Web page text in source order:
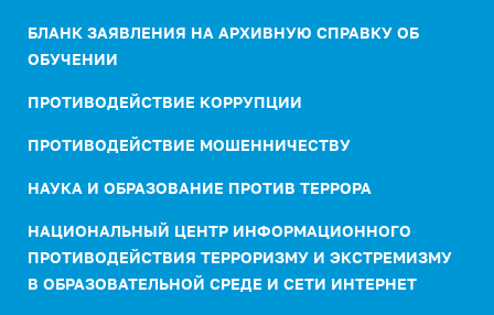
БЛАНК ЗАЯВЛЕНИЯ НА АРХИВНУЮ СПРАВКУ ОБ
ОБУЧЕНИИ
ПРОТИВОДЕЙСТВИЕ КОРРУПЦИИ
ПРОТИВОДЕЙСТВИЕ МОШЕННИЧЕСТВУ
НАУКА И ОБРАЗОВАНИЕ ПРОТИВ ТЕРРОРА
НАЦИОНАЛЬНЫЙ ЦЕНТР ИНФОРМАЦИОННОГО
ПРОТИВОДЕЙСТВИЯ ТЕРРОРИЗМУ И ЭКСТРЕМИЗМУ
В ОБРАЗОВАТЕЛЬНОЙ СРЕДЕ И СЕТИ ИНТЕРНЕТ